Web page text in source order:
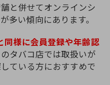
と併せてオンラインシ
多い傾向にあります。
同様に会員登録や年齢認
タバコ店では取扱いが
ている方におすすめで